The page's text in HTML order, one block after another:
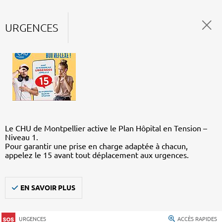
URGENCES
Le CHU de Montpellier active le Plan Hôpital en Tension –
Niveau 1.
Pour garantir une prise en charge adaptée à chacun,
appelez le 15 avant tout déplacement aux urgences.
EN SAVOIR PLUS
URGENCES ACCÈS RAPIDES